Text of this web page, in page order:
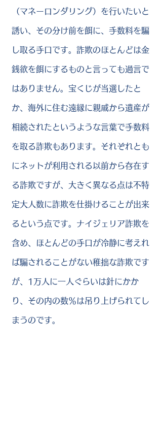
（マネーロンダリング）を行いたいと
誘い、その分け前を餌に、手数料を騙
し取る手口です。詐欺のほとんどは金
銭欲を餌にするものと言っても過言で
はありません。宝くじが当選したと
か、海外に住む遠縁に親戚から遺産が
相続されたというような言葉で手数料
を取る詐欺もあります。それぞれとも
にネットが利用される以前から存在す
る詐欺ですが、大きく異なる点は不特
定大人数に詐欺を仕掛けることが出来
るという点です。ナイジェリア詐欺を
含め、ほとんどの手口が冷静に考えれ
ば騙されることがない稚拙な詐欺です
が、1万人に一人ぐらいは針にかか
り、その内の数％は吊り上げられてし
まうのです。